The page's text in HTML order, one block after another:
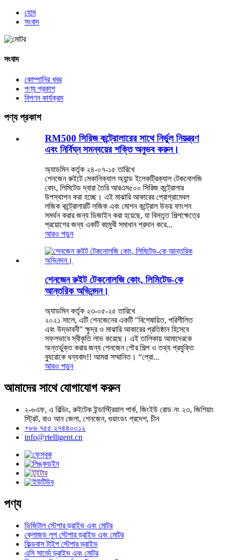
হোম
সংবাদ
সংবাদ
কোম্পানির খবর
পণ্য প্রকাশ
বিপণন কার্যক্রম
পণ্য প্রকাশ
RM500 সিরিজ কন্ট্রোলারের সাথে নির্ভুল নিয়ন্ত্রণ
এবং নির্বিঘ্ন সমন্বয়ের শক্তি অনুভব করুন।
অ্যাডমিন কর্তৃক ২৪-০৭-১৫ তারিখে
শেনজেন রুইটে মেকানিক্যাল অ্যান্ড ইলেকট্রিক্যাল টেকনোলজি
কোং, লিমিটেড দ্বারা তৈরি আরএম৫০০ সিরিজ কন্ট্রোলার
উপস্থাপন করা হচ্ছে। এই মাঝারি আকারের প্রোগ্রামেবল
লজিক কন্ট্রোলারটি লজিক এবং মোশন কন্ট্রোল উভয় ফাংশন
সমর্থন করার জন্য ডিজাইন করা হয়েছে, যা বিস্তৃত শিল্পক্ষেত্রে
প্রয়োগের জন্য একটি বহুমুখী সমাধান প্রদান করে...
আরও পড়ুন
শেনজেন রুইট টেকনোলজি কোং, লিমিটেড-কে
আন্তরিক অভিনন্দন।
অ্যাডমিন কর্তৃক ২৩-০৫-২৫ তারিখে
২০২১ সালে, এটি শেনজেনের একটি "বিশেষায়িত, পরিশীলিত
এবং উদ্ভাবনী" ক্ষুদ্র ও মাঝারি আকারের প্রতিষ্ঠান হিসেবে
সফলভাবে স্বীকৃতি লাভ করেছে। এই তালিকায় আমাদেরকে
অন্তর্ভুক্ত করার জন্য শেনজেন পৌর শিল্প ও তথ্য প্রযুক্তি
ব্যুরোকে ধন্যবাদ!! আমরা সম্মানিত। “প্রো...
আরও পড়ুন
আমাদের সাথে যোগাযোগ করুন
২-৬এফ, এ বিল্ডিং, রুইটেক ইন্ডাস্ট্রিয়াল পার্ক, জিংইউ রোড নং ২৩, জিশিয়াং
স্ট্রিট, বাও আন জেলা, শেনজেন, গুয়াংডং প্রদেশ, চীন
+৮৬ ৭৫৫ ২৭৪৪০০১২
info@rtelligent.cn
পণ্য
ডিজিটাল স্টেপার ড্রাইভ এবং মোটর
ক্লোজড লুপ স্টেপার ড্রাইভ এবং মোটর
ফিল্ডবাস টাইপ স্টেপার ড্রাইভ
এসি সার্ভো ড্রাইভ এবং মোটর